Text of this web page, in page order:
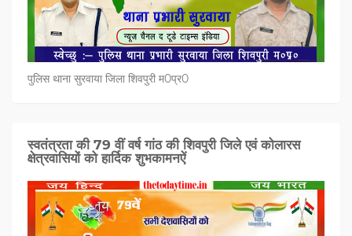
पुलिस थाना सुरवाया जिला शिवपुरी म0प्र0
स्वतंत्रता की 79 वीं वर्ष गांठ की शिवपुरी जिले एवं कोलारस
क्षेत्रवासियों को हार्दिक शुभकामनऐं